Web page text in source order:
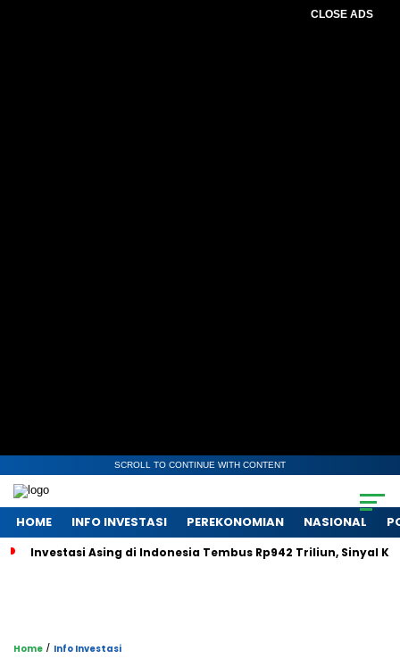
CLOSE ADS
SCROLL TO CONTINUE WITH CONTENT
HOME INFO INVESTASI PEREKONOMIAN NASIONAL
Investasi Asing di Indonesia Tembus Rp942 Triliun, Sinyal
Home / Info Investasi